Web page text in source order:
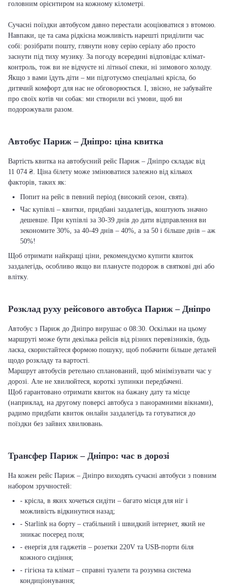
головним орієнтиром на кожному кілометрі.
Сучасні поїздки автобусом давно перестали асоціюватися з втомою.
Навпаки, це та сама рідкісна можливість нарешті приділити час
собі: розібрати пошту, глянути нову серію серіалу або просто
заснути під тиху музику. За погоду всередині відповідає клімат-
контроль, тож ви не відчуєте ні літньої спеки, ні зимового холоду.
Якщо з вами їдуть діти – ми підготуємо спеціальні крісла, бо
дитячий комфорт для нас не обговорюється. І, звісно, не забувайте
про своїх котів чи собак: ми створили всі умови, щоб ви
подорожували разом.
Автобус Париж – Дніпро: ціна квитка
Вартість квитка на автобусний рейс Париж – Дніпро складає від
11 074 ₴. Ціна білету може змінюватися залежно від кількох
факторів, таких як:
Попит на рейс в певний період (високий сезон, свята).
Час купівлі – квитки, придбані заздалегідь, коштують значно
дешевше. При купівлі за 30-39 днів до дати відправлення ви
зекономите 30%, за 40-49 днів – 40%, а за 50 і більше днів – аж
50%!
Щоб отримати найкращі ціни, рекомендуємо купити квиток
заздалегідь, особливо якщо ви плануєте подорож в святкові дні або
влітку.
Розклад руху рейсового автобуса Париж – Дніпро
Автобус з Париж до Дніпро вирушає о 08:30. Оскільки на цьому
маршруті може бути декілька рейсів від різних перевізників, будь
ласка, скористайтеся формою пошуку, щоб побачити більше деталей
щодо розкладу та вартості.
Маршрут автобусів ретельно спланований, щоб мінімізувати час у
дорозі. Але не хвилюйтеся, короткі зупинки передбачені.
Щоб гарантовано отримати квиток на бажану дату та місце
(наприклад, на другому поверсі автобуса з панорамними вікнами),
радимо придбати квиток онлайн заздалегідь та готуватися до
поїздки без зайвих хвилювань.
Трансфер Париж – Дніпро: час в дорозі
На кожен рейс Париж – Дніпро виходять сучасні автобуси з повним
набором зручностей:
- крісла, в яких хочеться сидіти – багато місця для ніг і
можливість відкинутися назад;
- Starlink на борту – стабільний і швидкий інтернет, який не
зникає посеред поля;
- енергія для гаджетів – розетки 220V та USB-порти біля
кожного сидіння;
- гігієна та клімат – справні туалети та розумна система
кондиціонування;